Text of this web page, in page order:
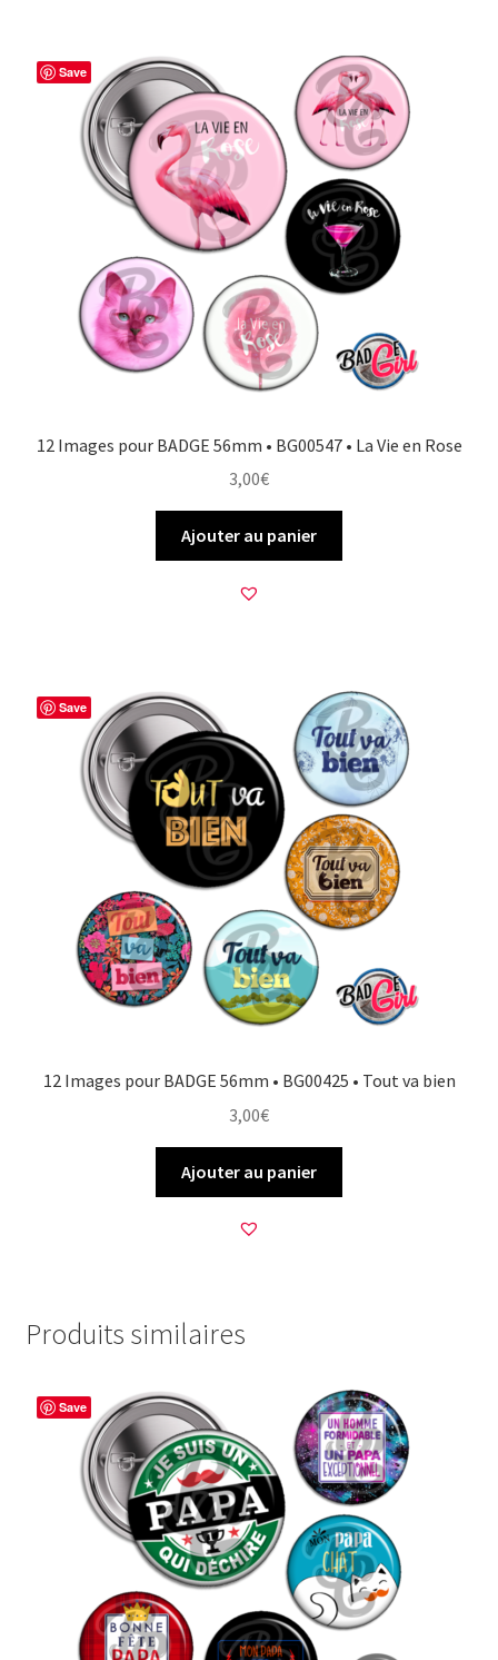
Save
12 Images pour BADGE 56mm • BG00547 • La Vie en Rose
3,00€
Ajouter au panier
Save
12 Images pour BADGE 56mm • BG00425 • Tout va bien
3,00€
Ajouter au panier
Produits similaires
Save